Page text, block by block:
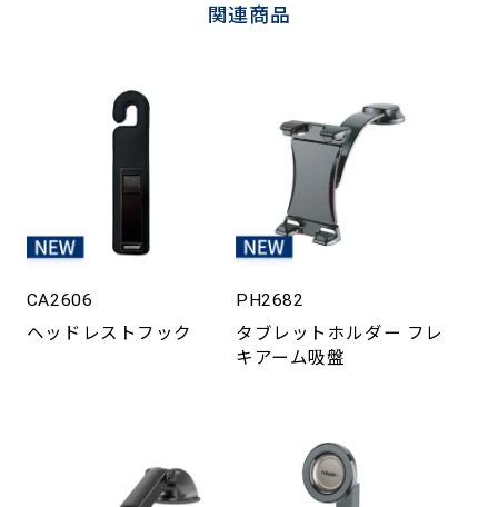
関連商品
CA2606
ヘッドレストフック
PH2682
タブレットホルダー フレ
キアーム吸盤